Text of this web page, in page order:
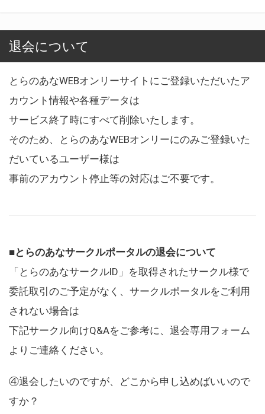
退会について
とらのあなWEBオンリーサイトにご登録いただいたア
カウント情報や各種データは
サービス終了時にすべて削除いたします。
そのため、とらのあなWEBオンリーにのみご登録いた
だいているユーザー様は
事前のアカウント停止等の対応はご不要です。
■とらのあなサークルポータルの退会について
「とらのあなサークルID」を取得されたサークル様で
委託取引のご予定がなく、サークルポータルをご利用
されない場合は
下記サークル向けQ&Aをご参考に、退会専用フォーム
よりご連絡ください。
④退会したいのですが、どこから申し込めばいいので
すか？